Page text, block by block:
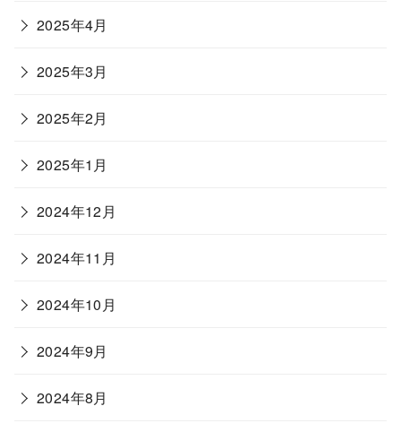
2025年4月
2025年3月
2025年2月
2025年1月
2024年12月
2024年11月
2024年10月
2024年9月
2024年8月